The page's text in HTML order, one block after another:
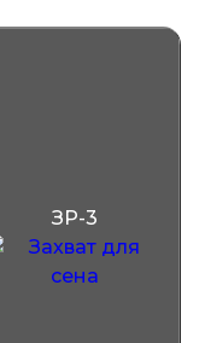
ЗР-3